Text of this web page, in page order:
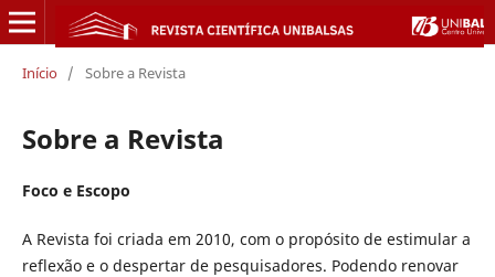
Início / Sobre a Revista
Sobre a Revista
Foco e Escopo
A Revista foi criada em 2010, com o propósito de estimular a
reflexão e o despertar de pesquisadores. Podendo renovar